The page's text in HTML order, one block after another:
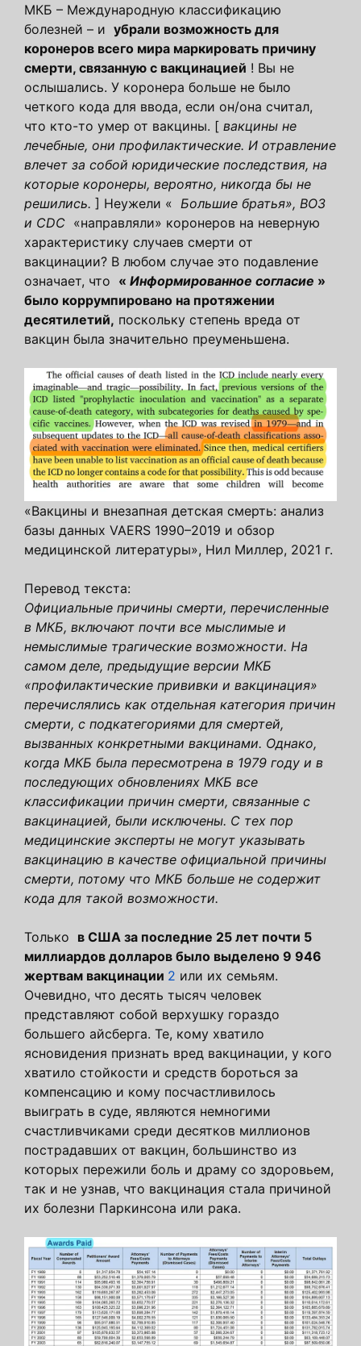
МКБ – Международную классификацию
болезней – и убрали возможность для
коронеров всего мира маркировать причину
смерти, связанную с вакцинацией ! Вы не
ослышались. У коронера больше не было
четкого кода для ввода, если он/она считал,
что кто-то умер от вакцины. [ вакцины не
лечебные, они профилактические. И отравление
влечет за собой юридические последствия, на
которые коронеры, вероятно, никогда бы не
решились. ] Неужели « Большие братья», ВОЗ
и CDC «направляли» коронеров на неверную
характеристику случаев смерти от
вакцинации? В любом случае это подавление
означает, что « Информированное согласие »
было коррумпировано на протяжении
десятилетий, поскольку степень вреда от
вакцин была значительно преуменьшена.
«Вакцины и внезапная детская смерть: анализ
базы данных VAERS 1990–2019 и обзор
медицинской литературы», Нил Миллер, 2021 г.
Перевод текста:
Официальные причины смерти, перечисленные
в МКБ, включают почти все мыслимые и
немыслимые трагические возможности. На
самом деле, предыдущие версии МКБ
«профилактические прививки и вакцинация»
перечислялись как отдельная категория причин
смерти, с подкатегориями для смертей,
вызванных конкретными вакцинами. Однако,
когда МКБ была пересмотрена в 1979 году и в
последующих обновлениях МКБ все
классификации причин смерти, связанные с
вакцинацией, были исключены. С тех пор
медицинские эксперты не могут указывать
вакцинацию в качестве официальной причины
смерти, потому что МКБ больше не содержит
кода для такой возможности.
Только в США за последние 25 лет почти 5
миллиардов долларов было выделено 9 946
жертвам вакцинации 2 или их семьям.
Очевидно, что десять тысяч человек
представляют собой верхушку гораздо
большего айсберга. Те, кому хватило
ясновидения признать вред вакцинации, у кого
хватило стойкости и средств бороться за
компенсацию и кому посчастливилось
выиграть в суде, являются немногими
счастливчиками среди десятков миллионов
пострадавших от вакцин, большинство из
которых пережили боль и драму со здоровьем,
так и не узнав, что вакцинация стала причиной
их болезни Паркинсона или рака.